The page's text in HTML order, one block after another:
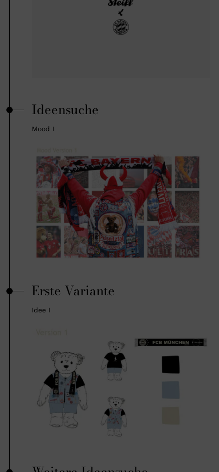
Ideensuche
Mood I
Erste Variante
Idee I